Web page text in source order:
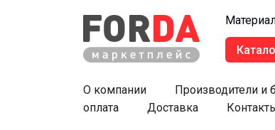
О компании Производители и
оплата
Доставка